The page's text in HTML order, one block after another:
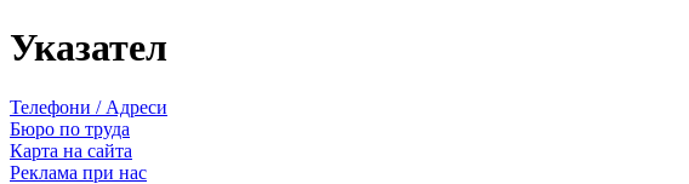
Указател
Телефони / Адреси
Бюро по труда
Карта на сайта
Реклама при нас